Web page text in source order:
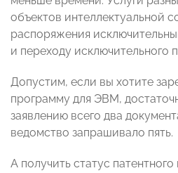
объектов интеллектуальной
распоряжения
и переходу исключительного
Допустим, если вы хотите
программу для ЭВМ,
заявлению всего два
ведомство запрашивало пять.
А получить статус